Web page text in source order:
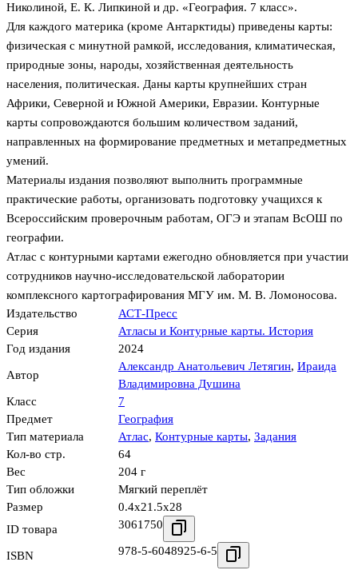
Николиной, Е. К. Липкиной и др. «География. 7 класс».
Для каждого материка (кроме Антарктиды) приведены карты:
физическая с минутной рамкой, исследования, климатическая,
природные зоны, народы, хозяйственная деятельность
населения, политическая. Даны карты крупнейших стран
Африки, Северной и Южной Америки, Евразии. Контурные
карты сопровождаются большим количеством заданий,
направленных на формирование предметных и метапредметных
умений.
Материалы издания позволяют выполнить программные
практические работы, организовать подготовку учащихся к
Всероссийским проверочным работам, ОГЭ и этапам ВсОШ по
географии.
Атлас с контурными картами ежегодно обновляется при участии
сотрудников научно-исследовательской лаборатории
комплексного картографирования МГУ им. М. В. Ломоносова.
Издательство
АСТ-Пресс
Серия
Атласы и Контурные карты. История
Год издания
2024
Автор
Александр Анатольевич Летягин, Ираида
Владимировна Душина
Класс
7
Предмет
География
Тип материала
Атлас, Контурные карты, Задания
Кол-во стр.
64
Вес
204 г
Тип обложки
Мягкий переплёт
Размер
0.4x21.5x28
ID товара
3061750
ISBN 978-5-6048925-6-5